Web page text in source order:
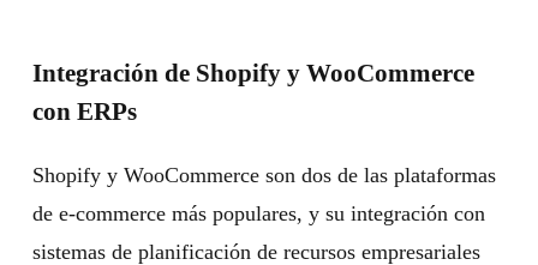
Integración de Shopify y WooCommerce
con ERPs
Shopify y WooCommerce son dos de las plataformas
de e-commerce más populares, y su integración con
sistemas de planificación de recursos empresariales